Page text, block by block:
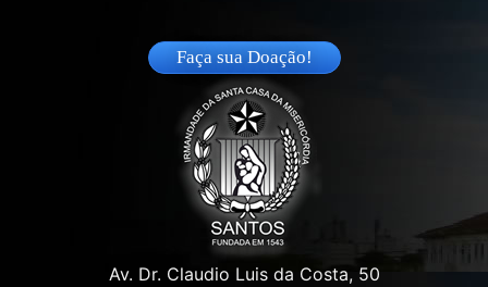
Faça sua Doação!
Av. Dr. Claudio Luis da Costa, 50